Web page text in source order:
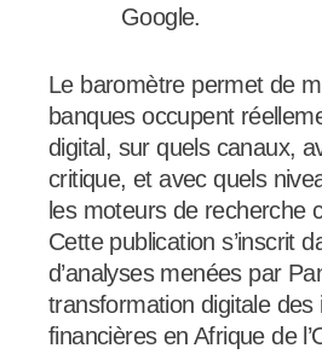
Google.
Le baromètre permet de
banques occupent
digital, sur quels canaux,
critique, et avec quels
les moteurs de recherche
Cette publication s’inscrit
d’analyses menées par
transformation digitale des
financières en Afrique de